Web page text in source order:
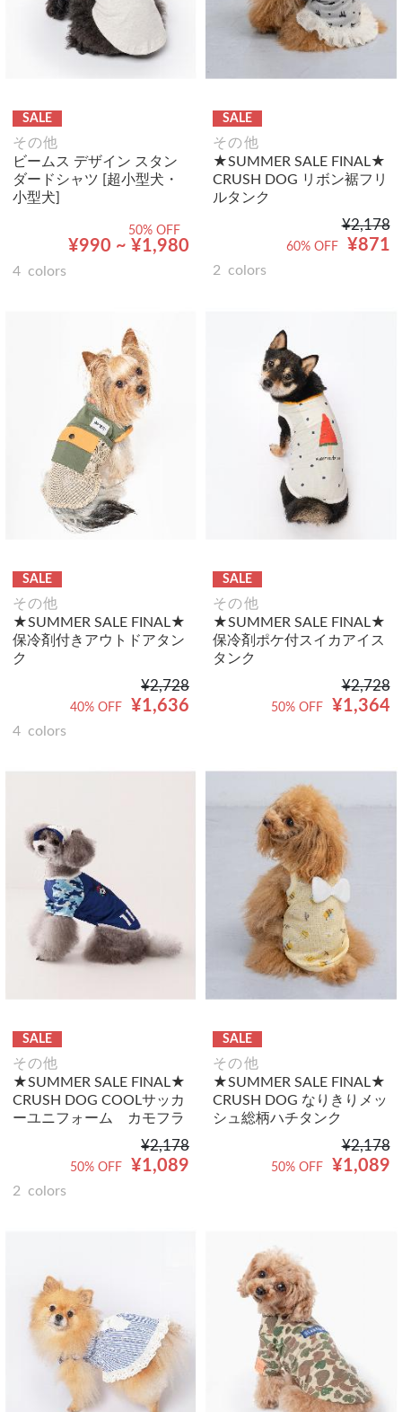
SALE
その他
ビームス デザイン スタン
ダードシャツ [超小型犬・
小型犬]
¥990 ~ ¥1,980
50% OFF
4 colors
SALE
その他
★SUMMER SALE FINAL★
CRUSH DOG リボン裾フリ
ルタンク
¥2,178
¥871
60% OFF
2 colors
SALE
その他
★SUMMER SALE FINAL★
保冷剤付きアウトドアタン
ク
¥2,728
¥1,636
40% OFF
4 colors
SALE
その他
★SUMMER SALE FINAL★
保冷剤ポケ付スイカアイス
タンク
¥2,728
¥1,364
50% OFF
SALE
その他
★SUMMER SALE FINAL★
CRUSH DOG COOLサッカ
ーユニフォーム カモフラ
¥2,178
¥1,089
50% OFF
2 colors
SALE
その他
★SUMMER SALE FINAL★
CRUSH DOG なりきりメッ
シュ総柄ハチタンク
¥2,178
¥1,089
50% OFF